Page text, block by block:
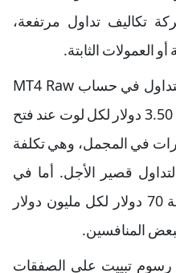
تكاليف تداول مرتفعة،
العمولات الثابتة.
فعلى سبيل المثال، يتحمل المتداول في حساب MT4 Raw
Spread عمولة مزدوجة قدرها 3.50 دولار لكل لوت عند فتح
ما يعني 7 دولارات في المجمل، وهي تكلفة
قصير الأجل. أما في
حسابات cTrader، تبلغ العمولة 70 دولار لكل مليون دولار
المنافسين.
فضلًا عن ذلك، تفرض FxPro رسوم تبييت على الصفقات